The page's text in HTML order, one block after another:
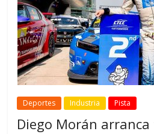
Deportes Industria Pista
Diego Morán